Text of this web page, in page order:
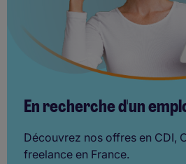
En recherche d'un
Découvrez nos offres en CDI,
freelance en France.